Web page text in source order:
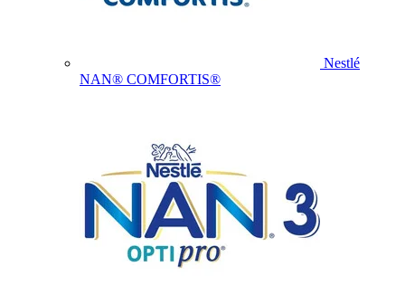
Nestlé
NAN® COMFORTIS®